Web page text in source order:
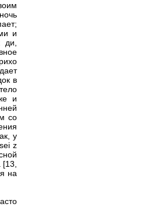
и
в
и
со
у
z
на